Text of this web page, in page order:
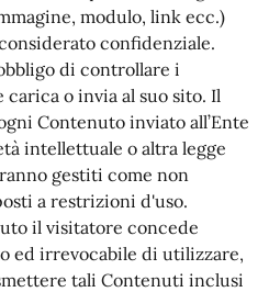
modulo, link ecc.)
confidenziale.
di controllare i
o invia al suo sito. Il
Contenuto inviato all’Ente
intellettuale o altra legge
gestiti come non
a restrizioni d'uso.
il visitatore concede
ed irrevocabile di utilizzare,
tali Contenuti inclusi